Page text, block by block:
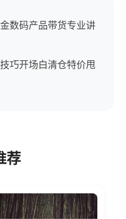
数码产品带货专业讲
巧开场白清仓特价甩
荐